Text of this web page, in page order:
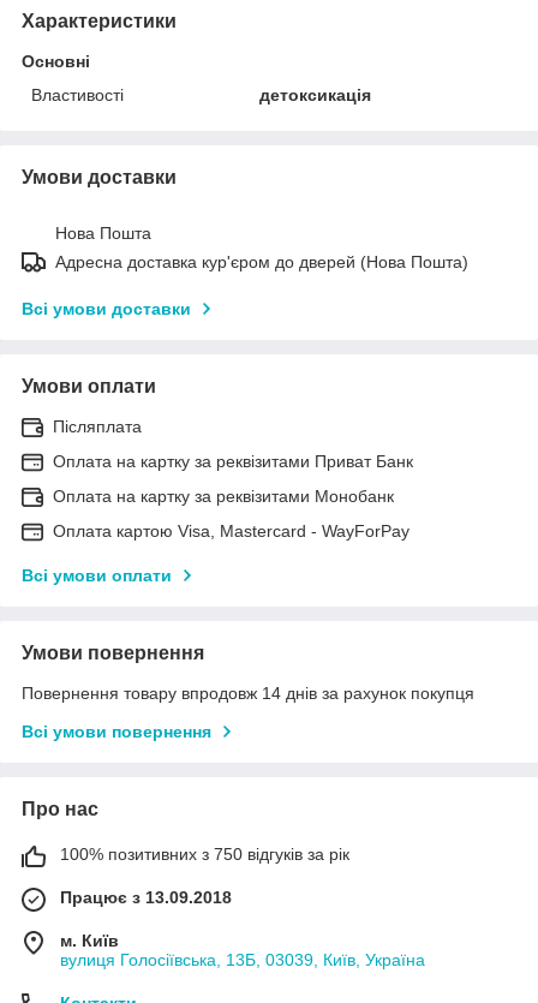
Характеристики
Основні
Властивості
детоксикація
Умови доставки
Нова Пошта
Адресна доставка кур'єром до дверей (Нова Пошта)
Всі умови доставки
Умови оплати
Післяплата
Оплата на картку за реквізитами Приват Банк
Оплата на картку за реквізитами Монобанк
Оплата картою Visa, Mastercard - WayForPay
Всі умови оплати
Умови повернення
Повернення товару впродовж 14 днів за рахунок покупця
Всі умови повернення
Про нас
100% позитивних з 750 відгуків за рік
Працює з 13.09.2018
м. Київ
вулиця Голосіївська, 13Б, 03039, Київ, Україна